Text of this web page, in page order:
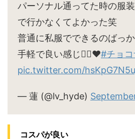
パーソナル通ってた時の服装
で行かなくてよかった笑
普通に私服でできるのばっ
手軽で良い感じ🙆‍♀️♥#チョ
pic.twitter.com/
— 蓮 (@lv_hyde)
コスパが良い